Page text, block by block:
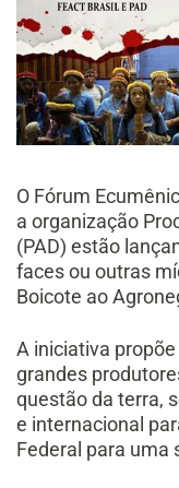
O Fórum
a organização
(PAD) estão
faces ou outras
Boicote ao
A iniciativa
grandes
questão da terra,
e internacional
Federal para uma